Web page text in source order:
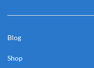
Blog
Shop